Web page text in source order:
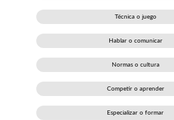
Normas o cultura
Técnica o juego
Hablar o comunicar
Competir o aprender
Especializar o formar